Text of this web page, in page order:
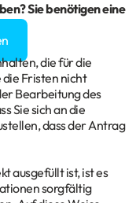
? Sie benötigen eine
die für die
die Fristen nicht
Bearbeitung des
Sie sich an die
dass der Antrag
ausgefüllt ist, ist es
sorgfältig